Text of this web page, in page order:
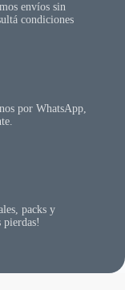
envíos sin
condiciones
por WhatsApp,
packs y
pierdas!